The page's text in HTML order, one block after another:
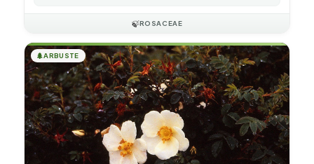
🍃ROSACEAE
🌲ARBUSTE